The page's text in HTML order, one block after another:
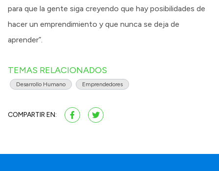
para que la gente siga creyendo que hay posibilidades de
hacer un emprendimiento y que nunca se deja de
aprender”.
TEMAS RELACIONADOS
Desarrollo Humano Emprendedores
COMPARTIR EN: